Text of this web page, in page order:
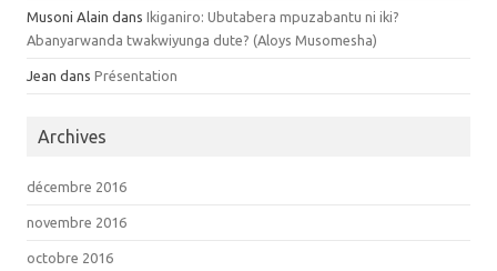
Musoni Alain dans Ikiganiro: Ubutabera mpuzabantu ni iki?
Abanyarwanda twakwiyunga dute? (Aloys Musomesha)
Jean dans Présentation
Archives
décembre 2016
novembre 2016
octobre 2016